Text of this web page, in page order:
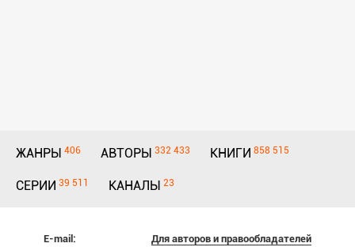
ЖАНРЫ 406 АВТОРЫ 332 433 КНИГИ 858 515
СЕРИИ 39 511 КАНАЛЫ 23
E-mail: Для авторов и правообладателей